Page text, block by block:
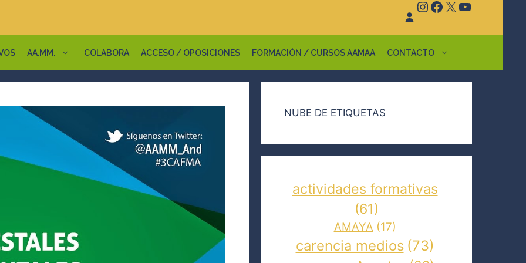
Instagram
Facebook
X YouTube
AA.MM. COLABORA ACCESO / OPOSICIONES FORMACIÓN / CURSOS AAMAA CONTACTO
NUBE DE ETIQUETAS
actividades formativas
(61)
AMAYA (17)
carencia medios (73)